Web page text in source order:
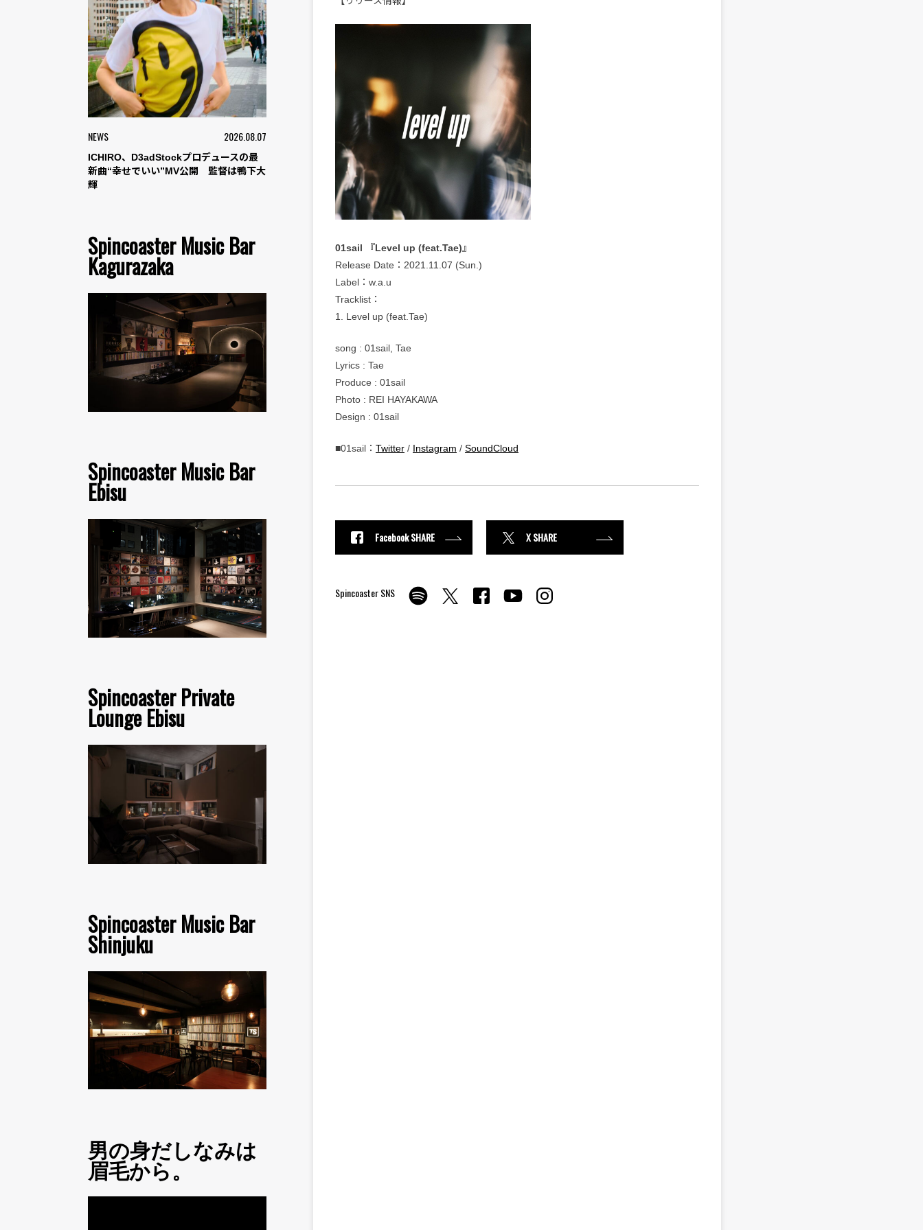
NEWS 2026.08.07
ICHIRO、D3adStockプロデュースの最
新曲“幸せでいい”MV公開 監督は鴨下大
輝
Spincoaster Music Bar
Kagurazaka
Spincoaster Music Bar
Ebisu
Spincoaster Private
Lounge Ebisu
Spincoaster Music Bar
Shinjuku
男の身だしなみは
眉毛から。
01sail 『Level up (feat.Tae)』
Release Date：2021.11.07 (Sun.)
Label：w.a.u
Tracklist：
1. Level up (feat.Tae)
song : 01sail, Tae
Lyrics : Tae
Produce : 01sail
Photo : REI HAYAKAWA
Design : 01sail
■01sail： Twitter / Instagram / SoundCloud
Facebook SHARE X SHARE
Spincoaster SNS